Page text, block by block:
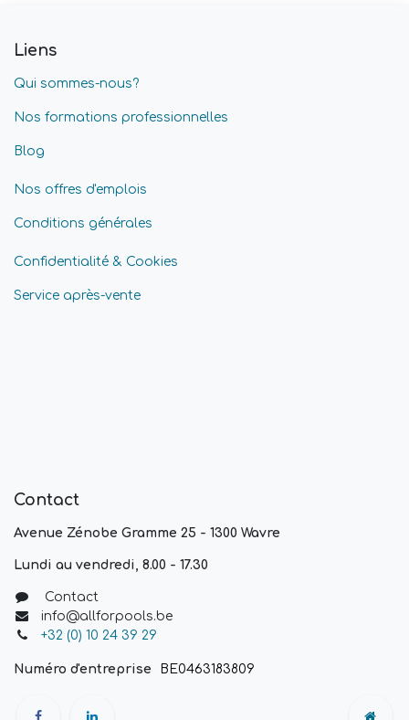
Liens
Qui sommes-nous?
Nos formations professionnelles
Blog
Nos offres d'emplois
Conditions générales
Confidentialité & Cookies
Service après-vente
Contact
Avenue Zénobe Gramme 25 - 1300 Wavre
Lundi au vendredi, 8.00 - 17.30
Contact
info@allforpools.be
+32 (0) 10 24 39 29
Numéro d'entreprise BE0463183809